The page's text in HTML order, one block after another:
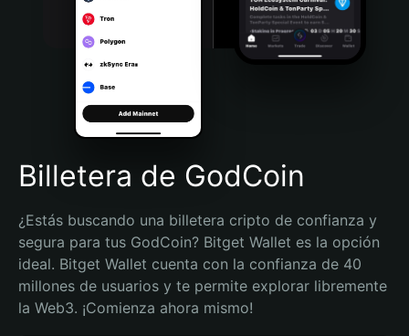
Português (Brasil)
Español (Argentina)
Billetera de GodCoin
¿Estás buscando una billetera cripto de confianza y
segura para tus GodCoin? Bitget Wallet es la opción
ideal. Bitget Wallet cuenta con la confianza de 40
millones de usuarios y te permite explorar libremente
la Web3. ¡Comienza ahora mismo!